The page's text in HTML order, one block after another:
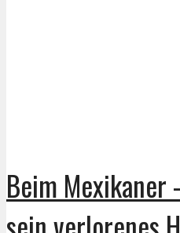
Beim Mexikaner